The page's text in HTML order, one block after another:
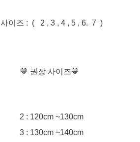
사이즈 : ( 2 , 3 , 4 , 5 , 6. 7 )
💛 권장 사이즈💛
2 : 120cm ~130cm
3 : 130cm ~140cm